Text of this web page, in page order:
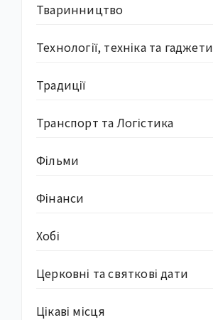
Тваринництво
Технології, техніка та гаджети
Традиції
Транспорт та Логістика
Фільми
Фінанси
Хобі
Церковні та святкові дати
Цікаві місця